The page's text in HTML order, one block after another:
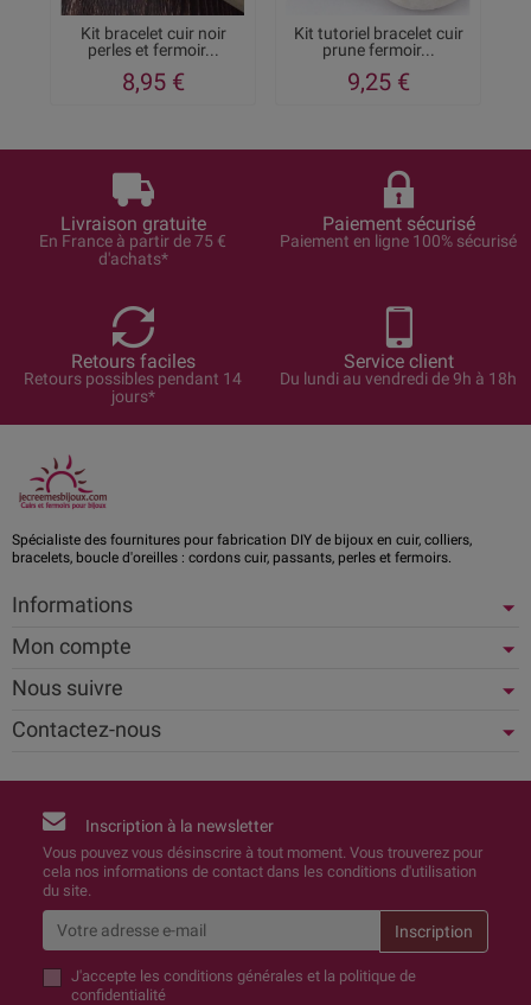
Kit bracelet cuir noir
perles et fermoir...
8,95 €
Kit tutoriel bracelet cuir
prune fermoir...
9,25 €
Livraison gratuite
En France à partir de 75 €
d'achats*
Paiement sécurisé
Paiement en ligne 100% sécurisé
Retours faciles
Retours possibles pendant 14
jours*
Service client
Du lundi au vendredi de 9h à 18h
Spécialiste des fournitures pour fabrication DIY de bijoux en cuir, colliers,
bracelets, boucle d'oreilles : cordons cuir, passants, perles et fermoirs.
Informations
Mon compte
Nous suivre
Contactez-nous
Inscription à la newsletter
Vous pouvez vous désinscrire à tout moment. Vous trouverez pour
cela nos informations de contact dans les conditions d'utilisation
du site.
J'accepte les conditions générales et la politique de
confidentialité